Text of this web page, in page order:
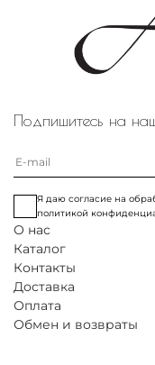
Длина рукава
Длина изделия
Подпишитесь на
Я даю согласие на
политикой
О нас
Каталог
Контакты
Доставка
Оплата
Обмен и возвраты